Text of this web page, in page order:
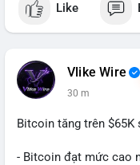
$btc
📰 Nguồn: CoinDesk
Like
Vlike Wire
30 m
Bitcoin tăng trên
- Bitcoin đạt mức cao